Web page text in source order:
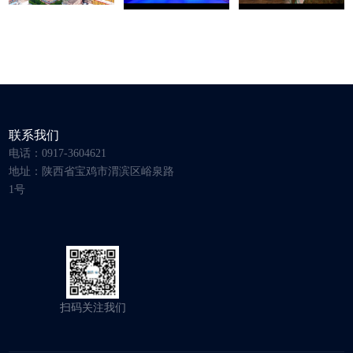
联系我们
电话：0917-3604621
地址：陕西省宝鸡市渭滨区峪泉路
1号
扫码关注我们